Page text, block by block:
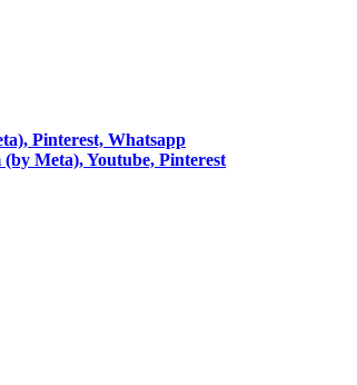
Pinterest, Whatsapp
Meta), Youtube, Pinterest